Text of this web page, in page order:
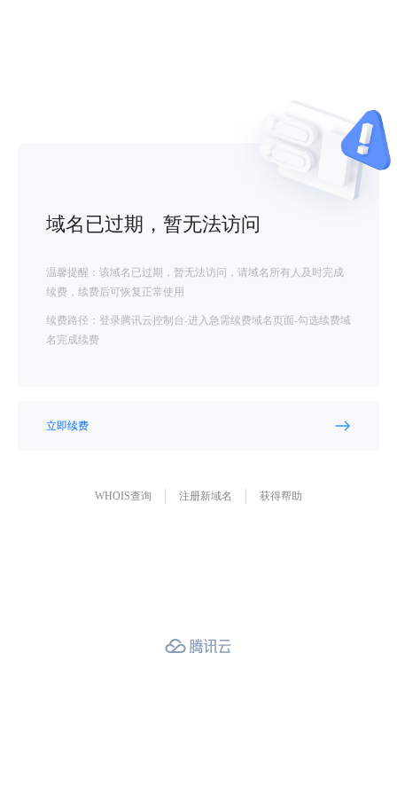
域名已过期，暂无法访问
温馨提醒：该域名已过期，暂无法访问，请域名所有人及时完成
续费，续费后可恢复正常使用
续费路径：登录腾讯云控制台-进入急需续费域名页面-勾选续费域
名完成续费
立即续费
WHOIS查询 注册新域名 获得帮助